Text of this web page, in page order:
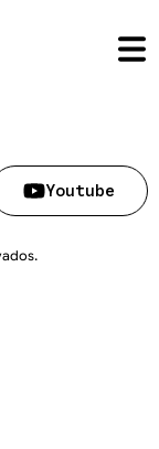
Youtube